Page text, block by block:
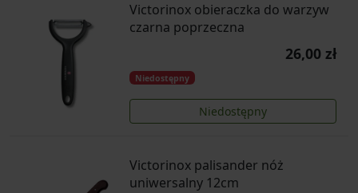
Victorinox obieraczka do warzyw
czarna poprzeczna
26,00 zł
Niedostępny
Niedostępny
Victorinox palisander nóż
uniwersalny 12cm